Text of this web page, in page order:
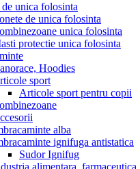
unica folosinta
de unica folosinta
unica folosinta
protectie unica folosinta
Hoodies
sport
Articole sport pentru copii
alba
ignifuga antistatica
Sudor Ignifug